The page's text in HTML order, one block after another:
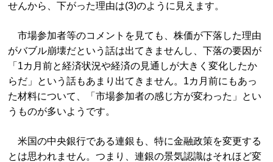
せんから、下がった理由は(3)のように見えます。
市場参加者等のコメントを見ても、株価が下落した理由
がバブル崩壊だという話は出てきませんし、下落の要因が
「1カ月前と経済状況や経済の見通しが大きく変化したか
らだ」という話もあまり出てきません。1カ月前にもあっ
た材料について、「市場参加者の感じ方が変わった」とい
うものが多いようです。
米国の中央銀行である連銀も、特に金融政策を変更する
とは思われません。つまり、連銀の景気認識はそれほど変